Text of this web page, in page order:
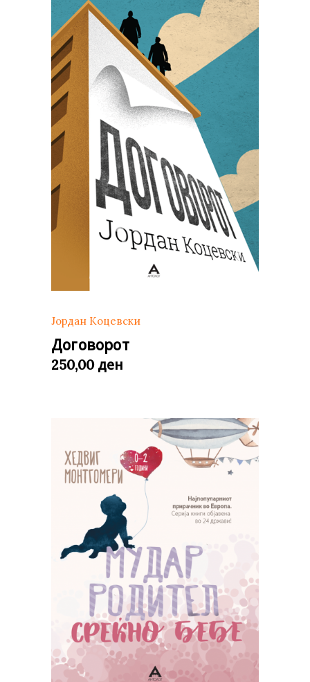
Јордан Коцевски
Договорот
250,00 ден